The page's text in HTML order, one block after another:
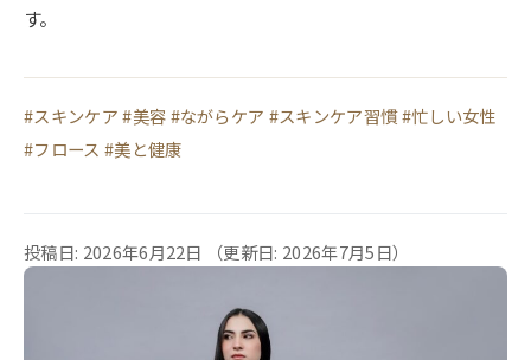
す。
#スキンケア #美容 #ながらケア #スキンケア習慣 #忙しい女性
#フロース #美と健康
投稿日: 2026年6月22日 （更新日: 2026年7月5日）